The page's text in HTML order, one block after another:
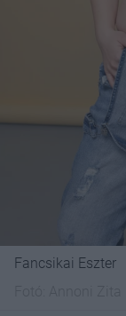
Fancsikai Eszter